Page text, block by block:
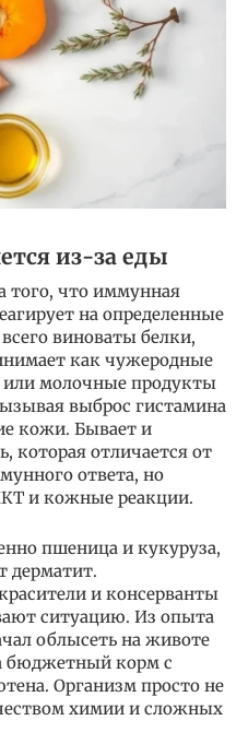
из-за еды
того, что иммунная
на определенные
виноваты белки,
как чужеродные
или молочные продукты
выброс гистамина
кожи. Бывает и
которая отличается от
ответа, но
и кожные реакции.
пшеница и кукуруза,
дерматит.
и консерванты
ситуацию. Из опыта
облысеть на животе
бюджетный корм с
Организм просто не
химии и сложных